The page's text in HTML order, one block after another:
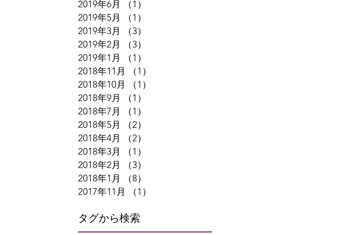
2019年6月
（1）
2019年5月
（1）
2019年3月
（3）
2019年2月
（3）
2019年1月
（1）
2018年11月
（1）
2018年10月
（1）
2018年9月
（1）
2018年7月
（1）
2018年5月
（2）
2018年4月
（2）
2018年3月
（1）
2018年2月
（3）
2018年1月
（8）
2017年11月
（1）
タグから検索